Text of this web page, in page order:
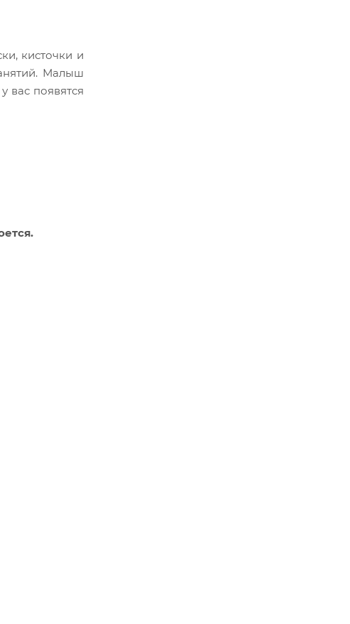
кисточки и
Малыш
вас появятся